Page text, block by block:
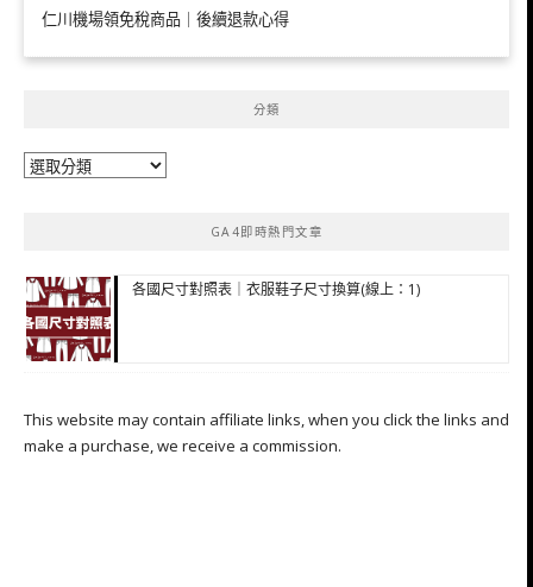
仁川機場領免稅商品｜後續退款心得
分類
分
GA4即時熱門文章
各國尺寸對照表｜衣服鞋子尺寸換算(線上：1)
This website may contain affiliate links, when you click the links and
make a purchase, we receive a commission.